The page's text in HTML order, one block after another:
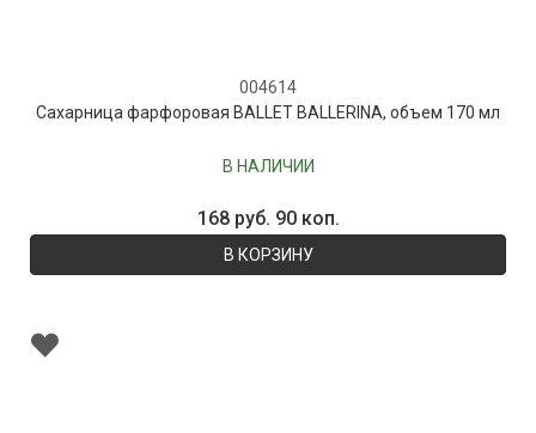
004614
Сахарница фарфоровая BALLET BALLERINA, объем 170 мл
В НАЛИЧИИ
168 руб. 90 коп.
В КОРЗИНУ